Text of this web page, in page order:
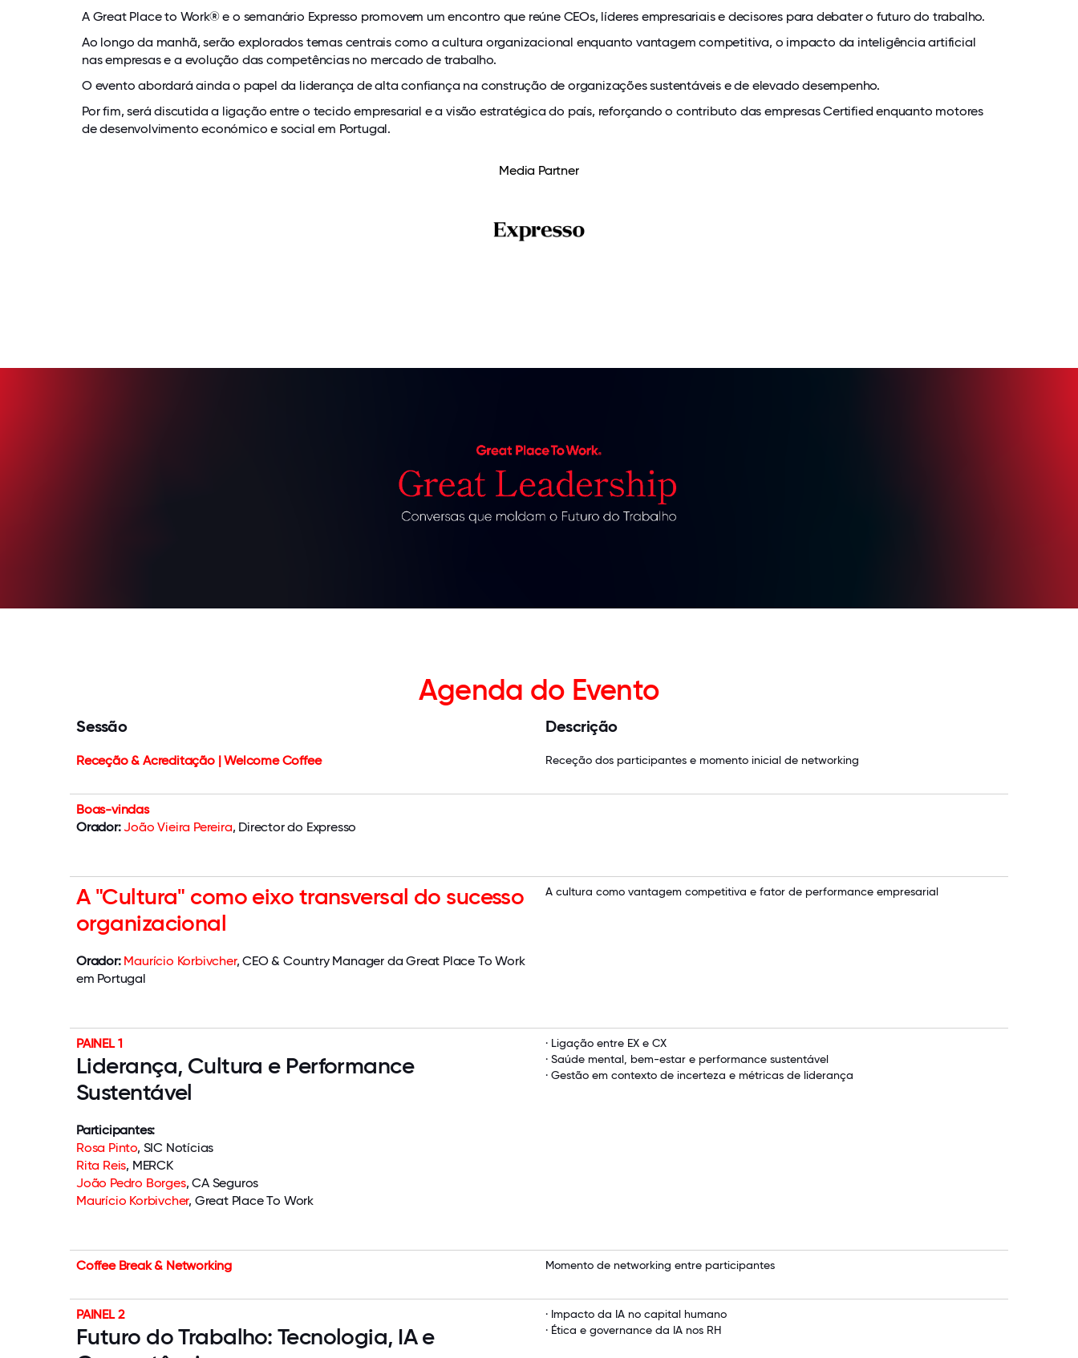
A Great Place to Work® e o semanário Expresso promovem um encontro que reúne CEOs, líderes empresariais e decisores para debater o futuro do trabalho.
Ao longo da manhã, serão explorados temas centrais como a cultura organizacional enquanto vantagem competitiva, o impacto da inteligência artificial
nas empresas e a evolução das competências no mercado de trabalho.
O evento abordará ainda o papel da liderança de alta confiança na construção de organizações sustentáveis e de elevado desempenho.
Por fim, será discutida a ligação entre o tecido empresarial e a visão estratégica do país, reforçando o contributo das empresas Certified enquanto motores
de desenvolvimento económico e social em Portugal.
Media Partner
Agenda do Evento
Sessão Descrição
Receção & Acreditação | Welcome Coffee Receção dos participantes e momento inicial de networking
Boas-vindas
Orador: João Vieira Pereira, Director do Expresso
A "Cultura" como eixo transversal do sucesso
organizacional
Orador: Maurício Korbivcher, CEO & Country Manager da Great Place To Work
em Portugal
A cultura como vantagem competitiva e fator de performance empresarial
PAINEL 1
Liderança, Cultura e Performance
Sustentável
Participantes:
Rosa Pinto, SIC Notícias
Rita Reis, MERCK
João Pedro Borges, CA Seguros
Maurício Korbivcher, Great Place To Work
· Ligação entre EX e CX
· Saúde mental, bem-estar e performance sustentável
· Gestão em contexto de incerteza e métricas de liderança
Coffee Break & Networking Momento de networking entre participantes
PAINEL 2
Futuro do Trabalho: Tecnologia, IA e
· Impacto da IA no capital humano
· Ética e governance da IA nos RH